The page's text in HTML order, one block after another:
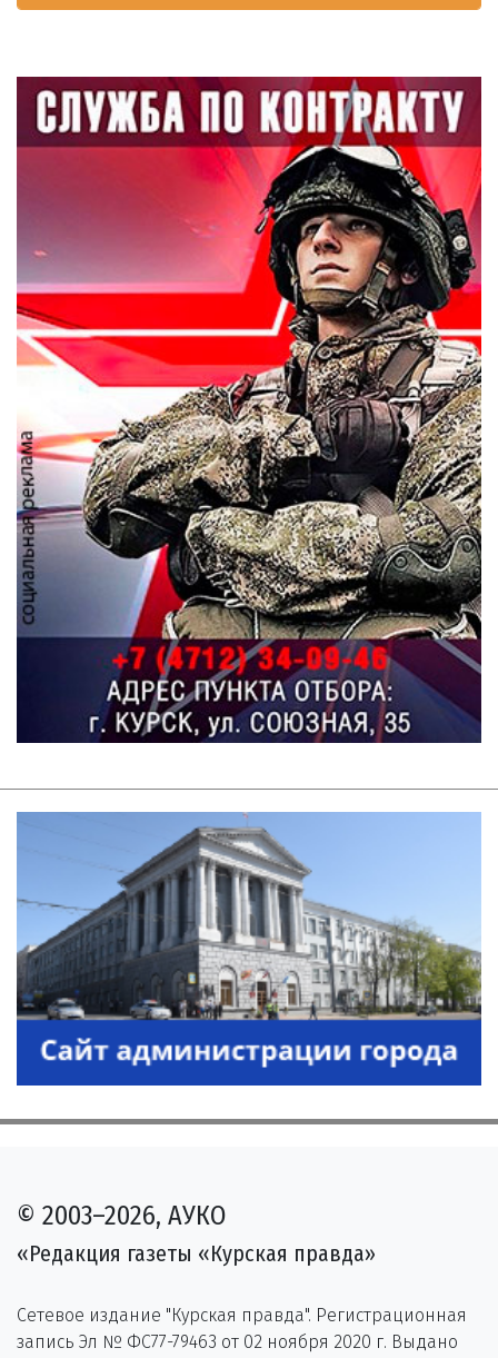
© 2003–2026, АУКО
«Редакция газеты «Курская правда»
Сетевое издание "Курская правда". Регистрационная
запись Эл № ФС77-79463 от 02 ноября 2020 г. Выдано